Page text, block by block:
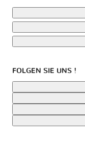
FOLGEN SIE UNS !